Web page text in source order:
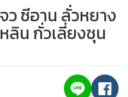
close
ว ซีอาน ลั่วหยาง
ลิน กั่วเลี่ยงชุน